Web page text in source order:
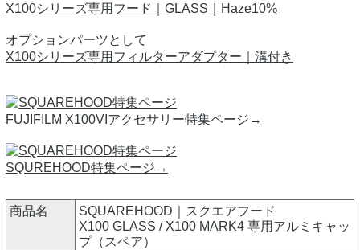
X100シリーズ専用フード｜GLASS｜Haze10%
オプションパーツとして
X100シリーズ専用フィルターアダプター｜溝付き
FUJIFILM X100VIアクセサリー特集ページ→
SQUREHOOD特集ページ→
商品名
SQUAREHOOD｜スクエアフード
X100 GLASS / X100 MARK4 専用アルミキャッ
プ（スペア）